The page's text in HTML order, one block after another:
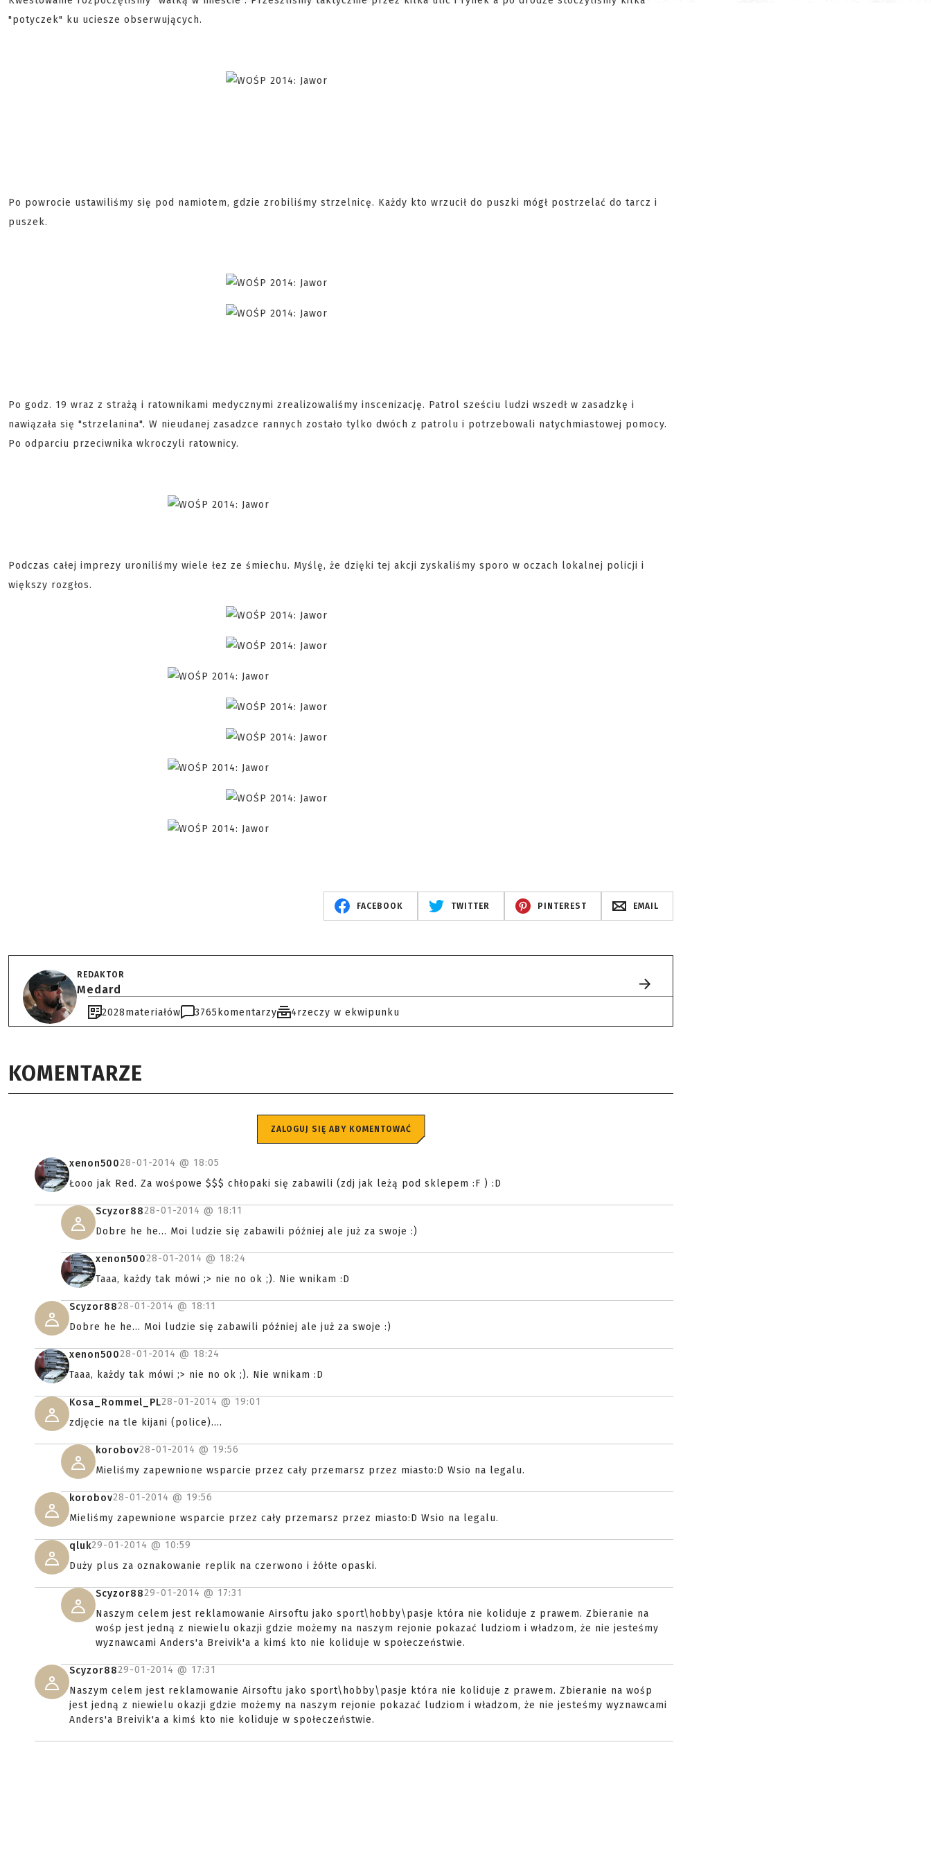
"potyczek" ku uciesze obserwujących.
Po powrocie ustawiliśmy się pod namiotem, gdzie zrobiliśmy strzelnicę. Każdy kto wrzucił do puszki mógł postrzelać do tarcz i
puszek.
Po godz. 19 wraz z strażą i ratownikami medycznymi zrealizowaliśmy inscenizację. Patrol sześciu ludzi wszedł w zasadzkę i
nawiązała się "strzelanina". W nieudanej zasadzce rannych zostało tylko dwóch z patrolu i potrzebowali natychmiastowej pomocy.
Po odparciu przeciwnika wkroczyli ratownicy.
Podczas całej imprezy uroniliśmy wiele łez ze śmiechu. Myślę, że dzięki tej akcji zyskaliśmy sporo w oczach lokalnej policji i
większy rozgłos.
FACEBOOK TWITTER PINTEREST EMAIL
REDAKTOR
Medard
2028materiałów 3765 komentarzy 4rzeczy w ekwipunku
KOMENTARZE
ZALOGUJ SIĘ ABY KOMENTOWAĆ
xenon50028-01-2014 @ 18:05
Łooo jak Red. Za wośpowe $$$ chłopaki się zabawili (zdj jak leżą pod sklepem :F ) :D
Scyzor8828-01-2014 @ 18:11
Dobre he he... Moi ludzie się zabawili później ale już za swoje :)
xenon50028-01-2014 @ 18:24
Taaa, każdy tak mówi ;> nie no ok ;). Nie wnikam :D
Scyzor8828-01-2014 @ 18:11
Dobre he he... Moi ludzie się zabawili później ale już za swoje :)
xenon50028-01-2014 @ 18:24
Taaa, każdy tak mówi ;> nie no ok ;). Nie wnikam :D
Kosa_Rommel_PL28-01-2014 @ 19:01
zdjęcie na tle kijani (police)....
korobov28-01-2014 @ 19:56
Mieliśmy zapewnione wsparcie przez cały przemarsz przez miasto:D Wsio na legalu.
korobov28-01-2014 @ 19:56
Mieliśmy zapewnione wsparcie przez cały przemarsz przez miasto:D Wsio na legalu.
qluk29-01-2014 @ 10:59
Duży plus za oznakowanie replik na czerwono i żółte opaski.
Scyzor8829-01-2014 @ 17:31
Naszym celem jest reklamowanie Airsoftu jako sport\hobby\pasje która nie koliduje z prawem. Zbieranie na
wośp jest jedną z niewielu okazji gdzie możemy na naszym rejonie pokazać ludziom i władzom, że nie jesteśmy
wyznawcami Anders'a Breivik'a a kimś kto nie koliduje w społeczeństwie.
Scyzor8829-01-2014 @ 17:31
Naszym celem jest reklamowanie Airsoftu jako sport\hobby\pasje która nie koliduje z prawem. Zbieranie na wośp
jest jedną z niewielu okazji gdzie możemy na naszym rejonie pokazać ludziom i władzom, że nie jesteśmy wyznawcami
Anders'a Breivik'a a kimś kto nie koliduje w społeczeństwie.